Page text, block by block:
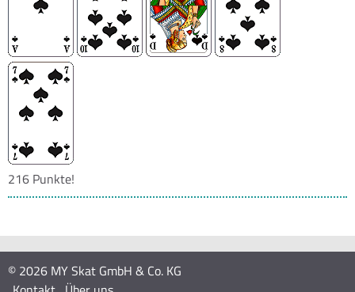
216 Punkte!
© 2026 MY Skat GmbH & Co. KG